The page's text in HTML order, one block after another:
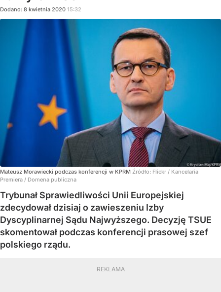
Dodano: 8 kwietnia 2020 15:32
Mateusz Morawiecki podczas konferencji w KPRM Źródło: Flickr / Kancelaria
Premiera / Domena publiczna
Trybunał Sprawiedliwości Unii Europejskiej
zdecydował dzisiaj o zawieszeniu Izby
Dyscyplinarnej Sądu Najwyższego. Decyzję TSUE
skomentował podczas konferencji prasowej szef
polskiego rządu.